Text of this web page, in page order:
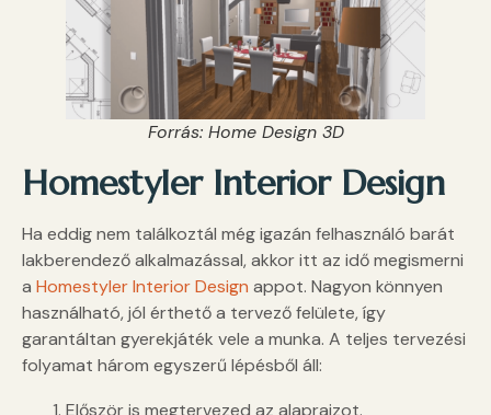
Forrás: Home Design 3D
Homestyler Interior Design
Ha eddig nem találkoztál még igazán felhasználó barát
lakberendező alkalmazással, akkor itt az idő megismerni
a Homestyler Interior Design appot. Nagyon könnyen
használható, jól érthető a tervező felülete, így
garantáltan gyerekjáték vele a munka. A teljes tervezési
folyamat három egyszerű lépésből áll:
Először is megtervezed az alaprajzot.